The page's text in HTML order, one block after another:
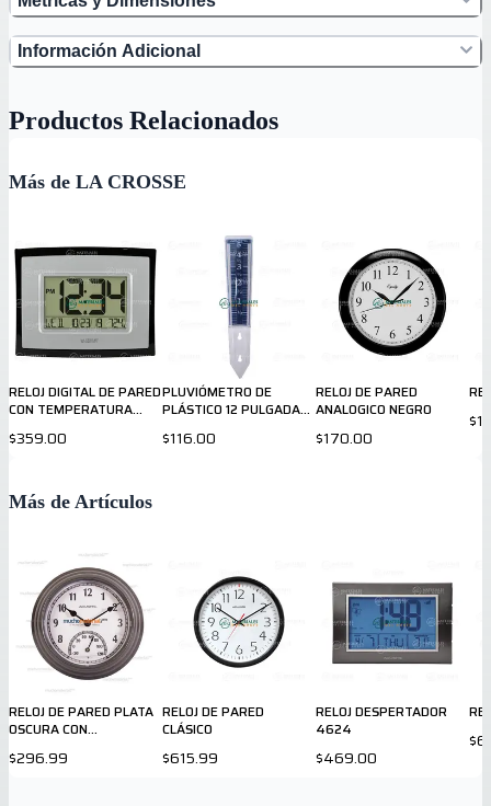
Información Adicional
Productos Relacionados
Más de LA CROSSE
RELOJ DIGITAL DE PARED
CON TEMPERATURA
$359.00
PLUVIÓMETRO DE
PLÁSTICO 12 PULGADAS
$116.00
RELOJ DE PARED
ANALOGICO NEGRO
$170.00
Más de Artículos
RELOJ DE PARED PLATA
OSCURA CON
$296.99
RELOJ DE PARED
CLÁSICO
$615.99
RELOJ DESPERTADOR
4624
$469.00